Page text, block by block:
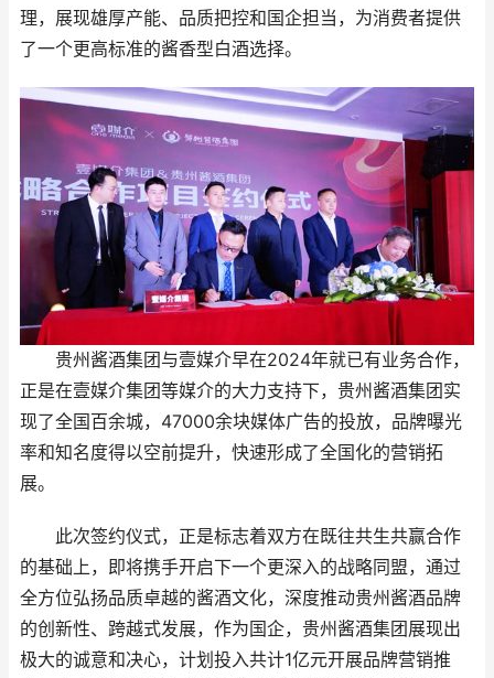
理，展现雄厚产能、品质把控和国企担当，为消费者提供
了一个更高标准的酱香型白酒选择。
贵州酱酒集团与壹媒介早在2024年就已有业务合作，
正是在壹媒介集团等媒介的大力支持下，贵州酱酒集团实
现了全国百余城，47000余块媒体广告的投放，品牌曝光
率和知名度得以空前提升，快速形成了全国化的营销拓
展。
此次签约仪式，正是标志着双方在既往共生共赢合作
的基础上，即将携手开启下一个更深入的战略同盟，通过
全方位弘扬品质卓越的酱酒文化，深度推动贵州酱酒品牌
的创新性、跨越式发展，作为国企，贵州酱酒集团展现出
极大的诚意和决心，计划投入共计1亿元开展品牌营销推